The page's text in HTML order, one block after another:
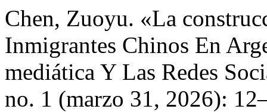
Chen, Zuoyu. «La
Inmigrantes Chinos En
mediática Y Las Redes
no. 1 (marzo 31, 2026):